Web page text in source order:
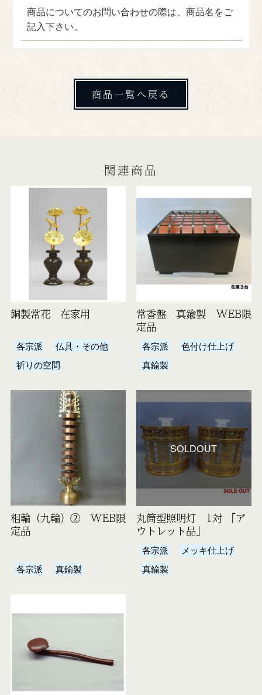
商品についてのお問い合わせの際は、商品名をご
記入下さい。
商品一覧へ戻る
関連商品
銅製常花 在家用
各宗派
仏具・その他
祈りの空間
常香盤 真鍮製 WEB限
定品
各宗派
色付け仕上げ
真鍮製
相輪（九輪）② WEB限
定品
各宗派 真鍮製
SOLDOUT
丸筒型照明灯 1対 「ア
ウトレット品」
各宗派
メッキ仕上げ
真鍮製